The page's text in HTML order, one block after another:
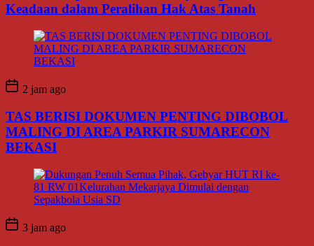
Keadaan dalam Peralihan Hak Atas Tanah
2 jam ago
TAS BERISI DOKUMEN PENTING DIBOBOL
MALING DI AREA PARKIR SUMARECON
BEKASI
3 jam ago